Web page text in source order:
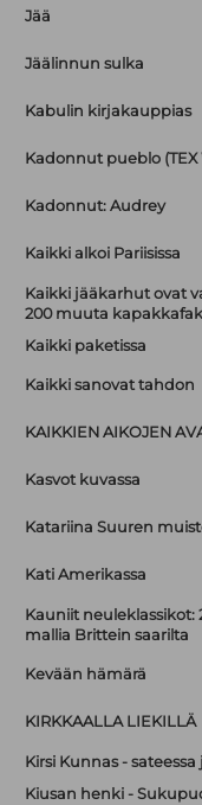
Jää
Jäälinnun sulka
Kabulin kirjakauppias
Kadonnut pueblo (TEX
Kadonnut: Audrey
Kaikki alkoi Pariisissa
Kaikki jääkarhut ovat
200 muuta
Kaikki paketissa
Kaikki sanovat tahdon
KAIKKIEN AIKOJEN
Kasvot kuvassa
Katariina Suuren
Kati Amerikassa
Kauniit neuleklassikot:
mallia Brittein saarilta
Kevään hämärä
KIRKKAALLA LIEKILLÄ
Kirsi Kunnas - sateessa
Kiusan henki -